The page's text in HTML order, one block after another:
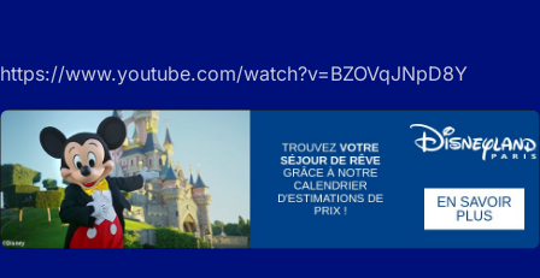
https://www.youtube.com/watch?v=BZOVqJNpD8Y